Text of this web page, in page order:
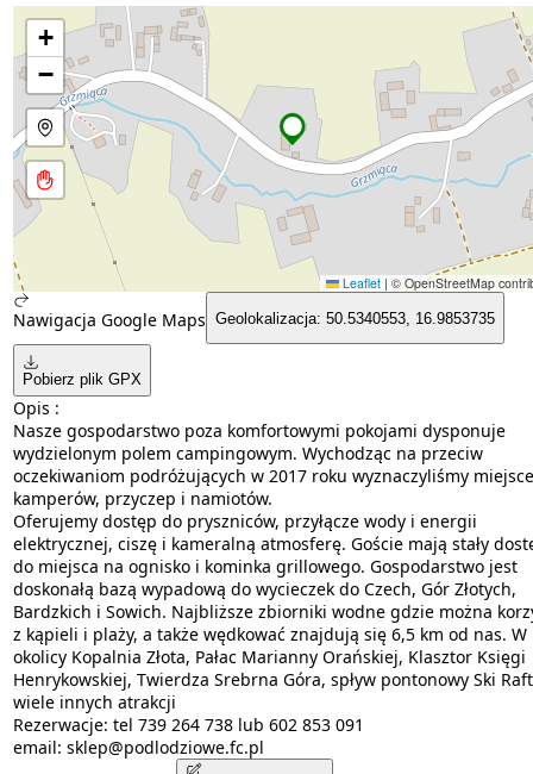
+
−
Leaflet | © OpenStreetMap
Nawigacja Google Maps Geolokalizacja: 50.5340553, 16.9853735
Pobierz plik GPX
Opis :
Nasze gospodarstwo poza komfortowymi pokojami dysponuje
wydzielonym polem campingowym. Wychodząc na przeciw
oczekiwaniom podróżujących w 2017 roku wyznaczyliśmy
kamperów, przyczep i namiotów.
Oferujemy dostęp do pryszniców, przyłącze wody i energii
elektrycznej, ciszę i kameralną atmosferę. Goście mają stały
do miejsca na ognisko i kominka grillowego. Gospodarstwo jest
doskonałą bazą wypadową do wycieczek do Czech, Gór Złotych,
Bardzkich i Sowich. Najbliższe zbiorniki wodne gdzie można
z kąpieli i plaży, a także wędkować znajdują się 6,5 km od nas. W
okolicy Kopalnia Złota, Pałac Marianny Orańskiej, Klasztor Księgi
Henrykowskiej, Twierdza Srebrna Góra, spływ pontonowy Ski
wiele innych atrakcji
Rezerwacje: tel 739 264 738 lub 602 853 091
email: sklep@podlodziowe.fc.pl